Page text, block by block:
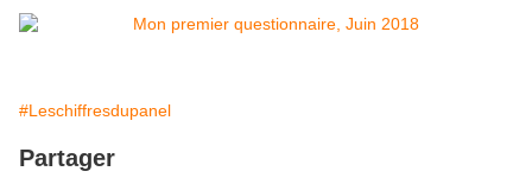
#Leschiffresdupanel
Partager